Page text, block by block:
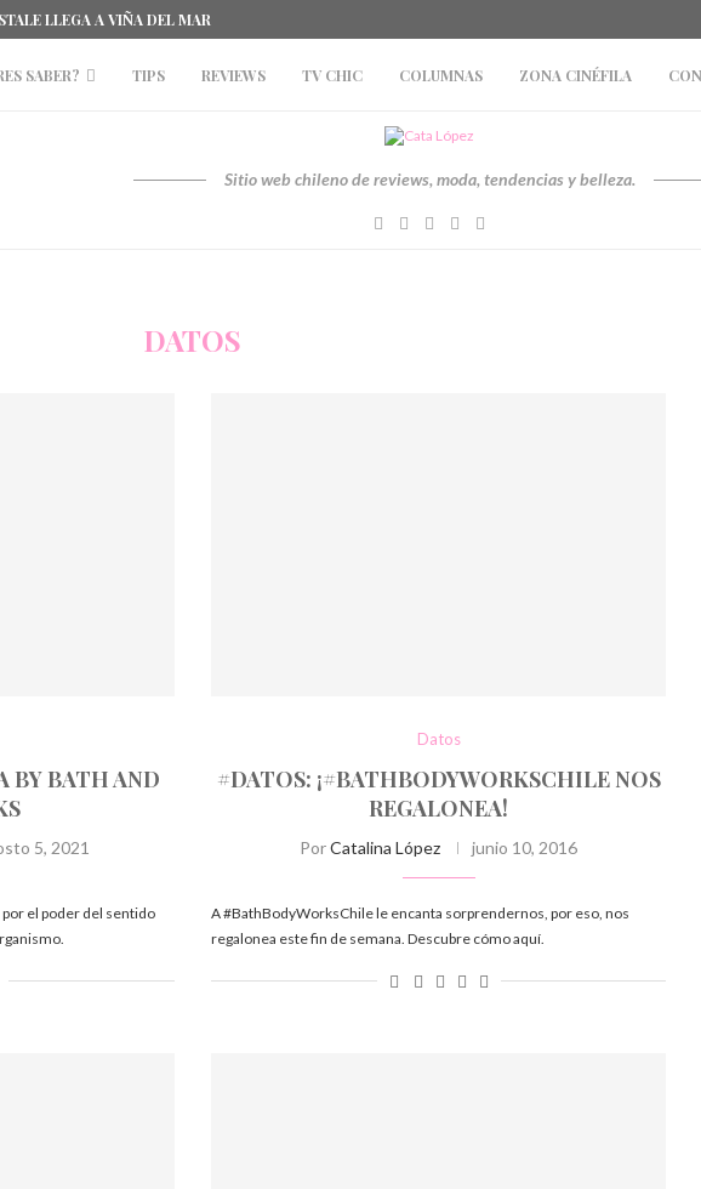
LLEGA A VIÑA DEL MAR
SABER? TIPS REVIEWS TV CHIC COLUMNAS ZONA CINÉFILA
Sitio web chileno de reviews, moda, tendencias y belleza.
DATOS
BY BATH AND
5, 2021
por el poder del sentido
Datos
#DATOS: ¡#BATHBODYWORKSCHILE NOS
REGALONEA!
PorCatalina López junio 10, 2016
A #BathBodyWorksChile le encanta sorprendernos, por eso, nos
regalonea este fin de semana. Descubre cómo aquí.